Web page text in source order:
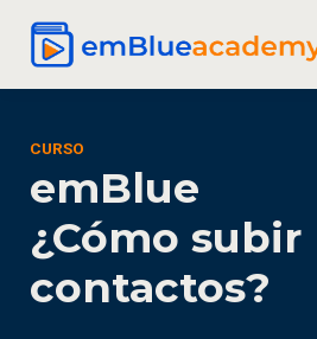
Registrarse
CURSO
emBlue
¿Cómo subir
contactos?